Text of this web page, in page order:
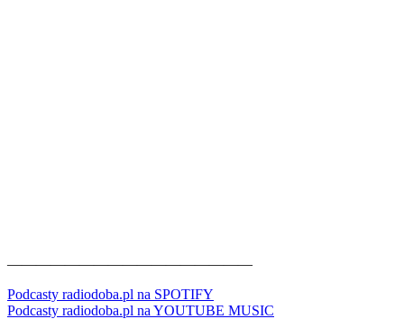
—————————————————
Podcasty radiodoba.pl na SPOTIFY
Podcasty radiodoba.pl na YOUTUBE MUSIC